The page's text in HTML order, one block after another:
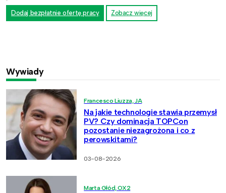
Dodaj bezpłatnie ofertę pracy Zobacz więcej
Wywiady
Francesco Liuzza, JA
Na jakie technologie stawia przemysł
PV? Czy dominacja TOPCon
pozostanie niezagrożona i co z
perowskitami?
03-08-2026
Marta Głód, OX2